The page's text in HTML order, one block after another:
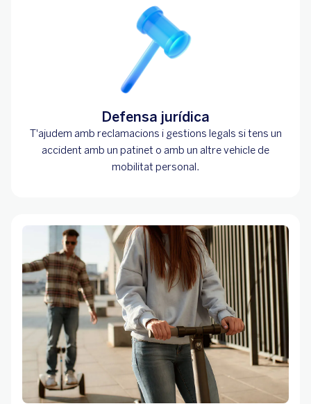
Defensa jurídica
T'ajudem amb reclamacions i gestions legals si tens un
accident amb un patinet o amb un altre vehicle de
mobilitat personal.